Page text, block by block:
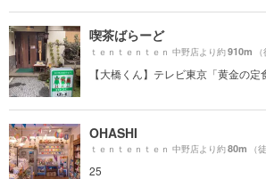
喫茶ばらーど
ｔｅｎｔｅｎｔｅｎ 中野店より約910m
【大橋くん】テレビ東京「黄金の定
OHASHI
ｔｅｎｔｅｎｔｅｎ 中野店より約80m （
25